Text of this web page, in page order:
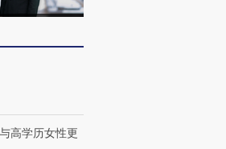
高学历女性更